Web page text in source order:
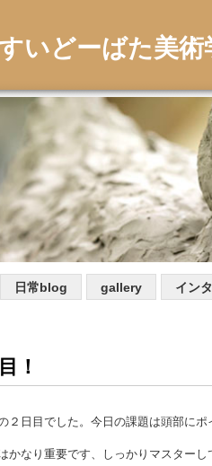
いどーばた美術
日常blog gallery イン
！
２日目でした。今日の課題は頭部にポ
かなり重要です、しっかりマスターし